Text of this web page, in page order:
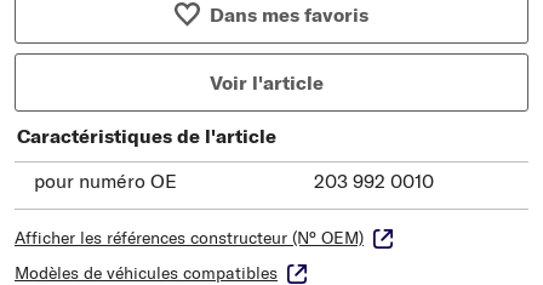
Dans mes favoris
Voir l'article
Caractéristiques de l'article
pour numéro OE
203 992 0010
Afficher les références constructeur (N° OEM)
Modèles de véhicules compatibles